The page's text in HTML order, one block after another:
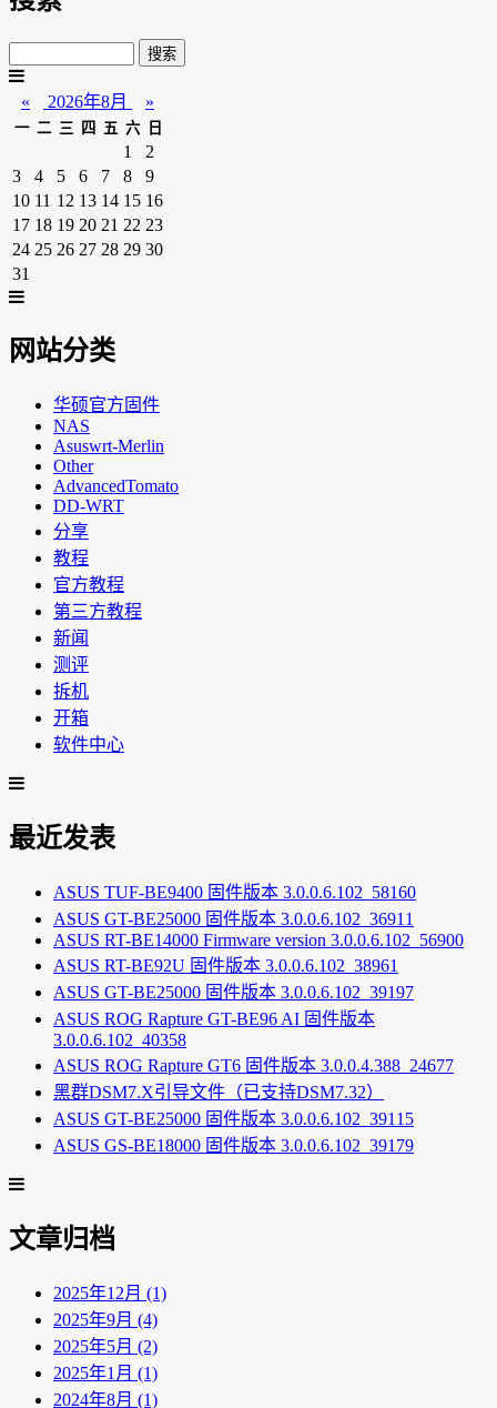
« 2026年8月 »
一 二 三 四 五 六 日
1
2
3
4 5 6 7 8
9
10 11 12 13 14 15 16
17 18 19 20 21 22 23
24 25 26 27 28 29 30
31
网站分类
华硕官方固件
NAS
Asuswrt-Merlin
Other
AdvancedTomato
DD-WRT
分享
教程
官方教程
第三方教程
新闻
测评
拆机
开箱
软件中心
最近发表
ASUS TUF-BE9400 固件版本 3.0.0.6.102_58160
ASUS GT-BE25000 固件版本 3.0.0.6.102_36911
ASUS RT-BE14000 Firmware version 3.0.0.6.102_56900
ASUS RT-BE92U 固件版本 3.0.0.6.102_38961
ASUS GT-BE25000 固件版本 3.0.0.6.102_39197
ASUS ROG Rapture GT-BE96 AI 固件版本
3.0.0.6.102_40358
ASUS ROG Rapture GT6 固件版本 3.0.0.4.388_24677
黑群DSM7.X引导文件（已支持DSM7.32）
ASUS GT-BE25000 固件版本 3.0.0.6.102_39115
ASUS GS-BE18000 固件版本 3.0.0.6.102_39179
文章归档
2025年12月 (1)
2025年9月 (4)
2025年5月 (2)
2025年1月 (1)
2024年8月 (1)